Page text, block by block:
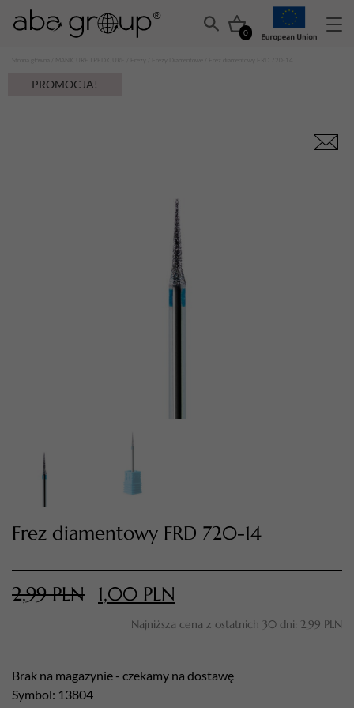
0
PRZEJDŹ DO KOSZYKA
MANICURE I PEDICURE
PROMOCJA!
Frez diamentowy FRD 720-14
2,99PLN 1,00 PLN
Najniższa cena z ostatnich 30 dni: 2,99 PLN
Brak na magazynie - czekamy na dostawę
Symbol: 13804